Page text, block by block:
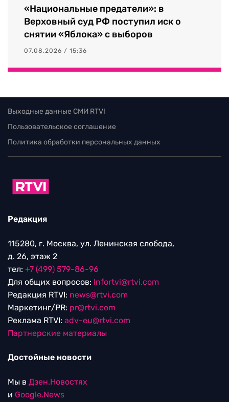
«Национальные предатели»: в
Верховный суд РФ поступил иск о
снятии «Яблока» с выборов
07.08.2026 / 15:36
Выходные данные СМИ RTVI
Пользовательское соглашение
Политика обработки персональных данных
Редакция
115280, г. Москва, ул. Ленинская слобода,
д. 26, этаж 2
тел: +7 (499) 579-86-96
Для общих вопросов: Infortvi@rtvi.com
Редакция RTVI: news@rtvi.com
Маркетинг/PR: pr@rtvi.com
Реклама RTVI: adv-eu@rtvi.com
Партнерские материалы
Достойные новости
Мы в Дзен.Новостях
и Google.News